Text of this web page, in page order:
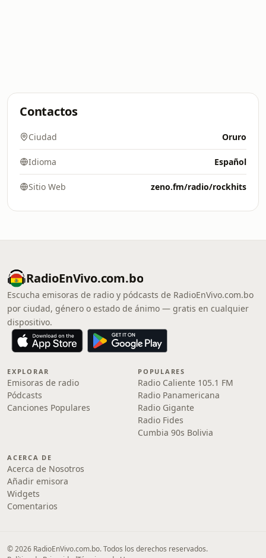
Contactos
Ciudad Oruro
Idioma Español
Sitio Web zeno.fm/radio/rockhits
RadioEnVivo.com.bo
Escucha emisoras de radio y pódcasts de RadioEnVivo.com.bo
por ciudad, género o estado de ánimo — gratis en cualquier
dispositivo.
EXPLORAR
Emisoras de radio
Pódcasts
Canciones Populares
POPULARES
Radio Caliente 105.1 FM
Radio Panamericana
Radio Gigante
Radio Fides
Cumbia 90s Bolivia
ACERCA DE
Acerca de Nosotros
Añadir emisora
Widgets
Comentarios
© 2026 RadioEnVivo.com.bo. Todos los derechos reservados.